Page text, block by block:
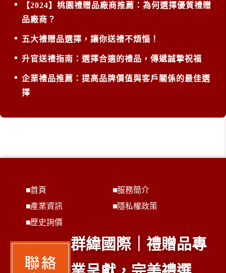
【2024】桃園禮贈品廠商推薦：為何選擇優質禮贈
品廠商？
五大禮贈品選擇，讓你送禮不煩惱！
升官送禮指南：選擇合適的禮品，傳遞誠摯祝福
企業禮品推薦：提高品牌價值與客戶關係的最佳選
擇
首頁
服務簡介
產業資訊
隱私權政策
歷史詢價
群緯國際｜禮贈品專